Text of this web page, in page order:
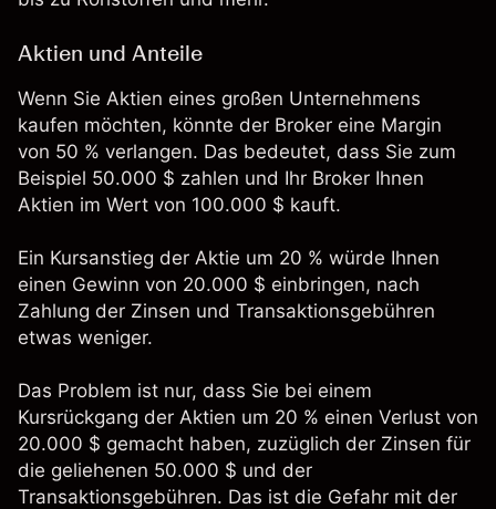
Aktien und Anteile
Wenn Sie Aktien eines großen Unternehmens
kaufen möchten, könnte der Broker eine Margin
von 50 % verlangen. Das bedeutet, dass Sie zum
Beispiel 50.000 $ zahlen und Ihr Broker Ihnen
Aktien im Wert von 100.000 $ kauft.
Ein Kursanstieg der Aktie um 20 % würde Ihnen
einen Gewinn von 20.000 $ einbringen, nach
Zahlung der Zinsen und Transaktionsgebühren
etwas weniger.
Das Problem ist nur, dass Sie bei einem
Kursrückgang der Aktien um 20 % einen Verlust von
20.000 $ gemacht haben, zuzüglich der Zinsen für
die geliehenen 50.000 $ und der
Transaktionsgebühren. Das ist die Gefahr mit der